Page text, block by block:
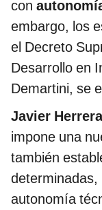
con
embargo, los
el Decreto
Desarrollo en
Demartini, se
Javier Herrera
impone una
también
determinadas,
autonomía